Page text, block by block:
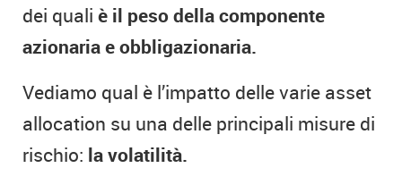
dei quali è il peso della componente
azionaria e obbligazionaria.
Vediamo qual è l’impatto delle varie asset
allocation su una delle principali misure di
rischio: la volatilità.